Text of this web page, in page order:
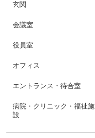
玄関
会議室
役員室
オフィス
エントランス・待合室
病院・クリニック・福祉施
設